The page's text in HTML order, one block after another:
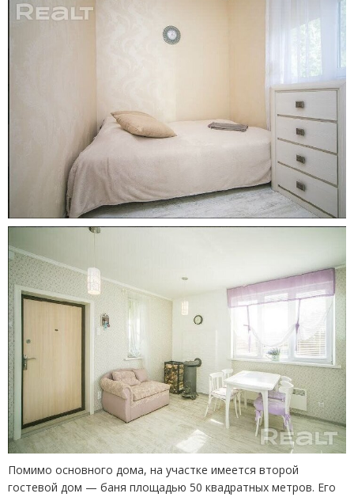
Помимо основного дома, на участке имеется второй
гостевой дом — баня площадью 50 квадратных метров. Его